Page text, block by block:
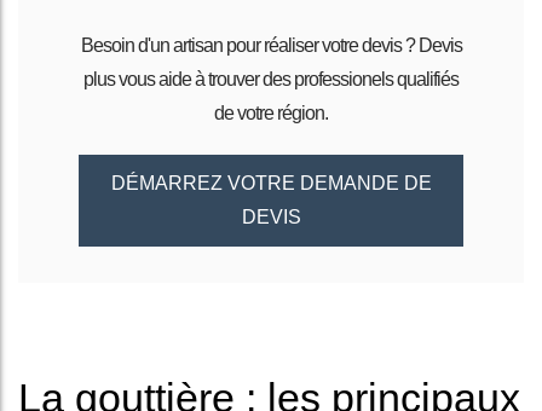
Besoin d'un artisan pour réaliser votre devis ? Devis
plus vous aide à trouver des professionels qualifiés
de votre région.
DÉMARREZ VOTRE DEMANDE DE
DEVIS
La gouttière : les principaux